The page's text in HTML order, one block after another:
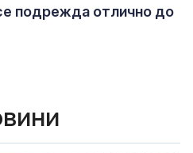
подрежда отлично до